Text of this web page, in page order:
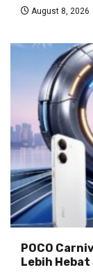
August 8, 2026
POCO
Lebih Hebat